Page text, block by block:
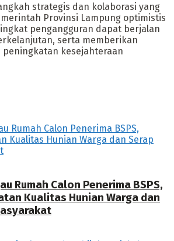
strategis dan kolaborasi yang
Provinsi Lampung optimistis
pengangguran dapat berjalan
serta memberikan
peningkatan kesejahteraan
Rumah Calon Penerima BSPS,
Kualitas Hunian Warga dan